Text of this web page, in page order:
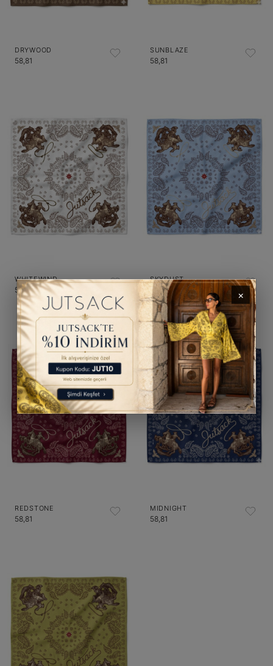
DRYWOOD
58,81
SUNBLAZE
58,81
WHITEWIND
58,81
SKYDUST
58,81
REDSTONE
58,81
MIDNIGHT
58,81
×